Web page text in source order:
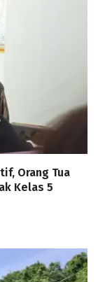
Orang Tua
Kelas 5